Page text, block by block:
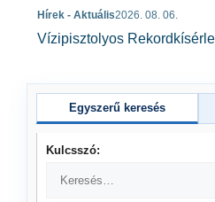
Hírek - Aktuális2026. 08. 06.
Vízipisztolyos
Egyszerű keresés
Kulcsszó: